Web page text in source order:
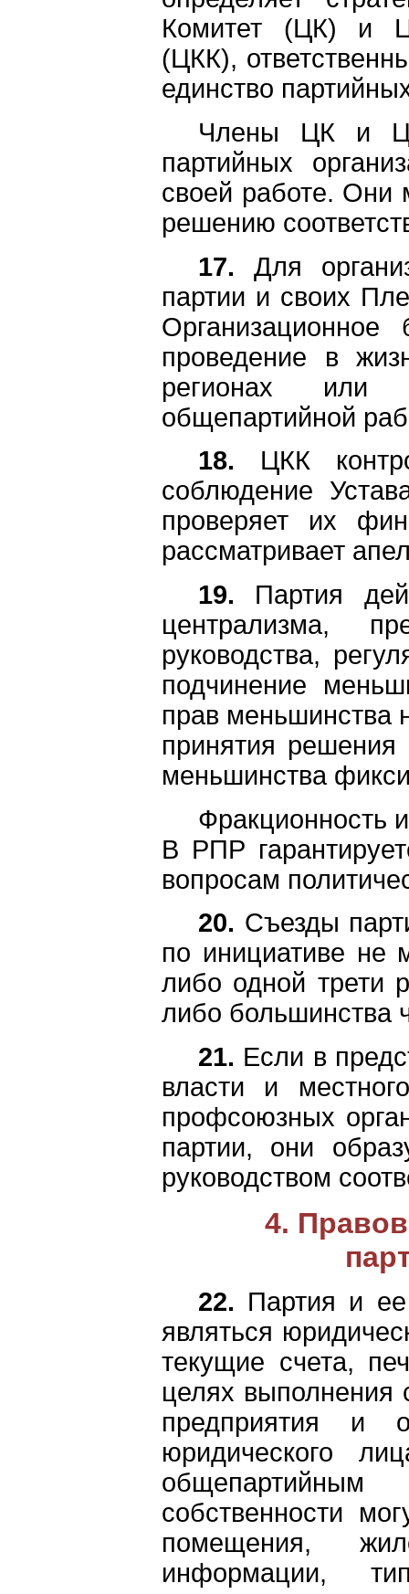
Комитет (ЦК) и
(ЦКК),
единство
Члены ЦК и
партийных
своей работе. Они
решению
17. Для
партии и своих
проведение в
регионах или
общепартийной
18. ЦКК
соблюдение
проверяет их
рассматривает
19. Партия
централизма,
руководства,
подчинение
прав меньшинства
принятия
меньшинства
Фракционность
В РПР
вопросам
20. Съезды
по инициативе не
либо одной трети
либо большинства
21. Если в
власти и
профсоюзных
партии, они
руководством
4.
22. Партия и ее
являться
текущие счета,
целях выполнения
предприятия и
юридического
собственности
помещения,
информации,